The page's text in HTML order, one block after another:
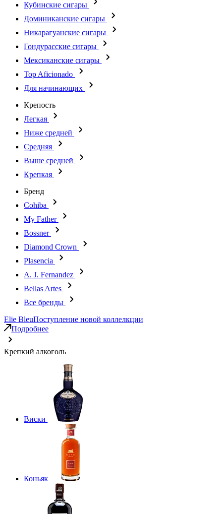
Кубинские сигары
Доминиканские сигары
Никарагуанские сигары
Гондурасские сигары
Мексиканские сигары
Top Aficionado
Для начинающих
Крепость
Легкая
Ниже средней
Средняя
Выше средней
Крепкая
Бренд
Cohiba
My Father
Bossner
Diamond Crown
Plasencia
A. J. Fernandez
Bellas Artes
Все бренды
Elie BleuПоступление новой коллелкции
Подробнее
Крепкий алкоголь
Виски
Коньяк